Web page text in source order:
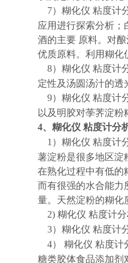
7） 糊化仪 粘度计
应用进行探索分析；
酒的主要 原料。对
优质原料。利用糊化
8） 糊化仪 粘度计
定性及汤圆汤汁的透
9） 糊化仪 粘度计
以及明胶对荸荠淀粉
4、 糊化仪 粘度计分
1） 糊化仪 粘度计
薯淀粉是很多地区淀
在熟化过程中有低的
而有很强的水合能力
量。天然淀粉的糊化
2) 糊化仪 粘度计
3） 糊化仪 粘度计
4） 糊化仪 粘度计
糖类胶体食品添加剂